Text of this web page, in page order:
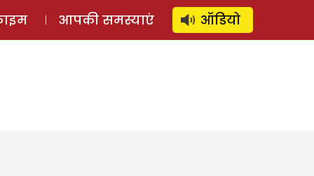
लॉग इन ⚲ SUBSCRIBE
आपकी समस्याएं ऑडियो